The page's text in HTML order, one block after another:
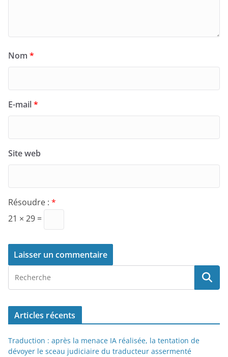
Nom *
E-mail*
Site web
Résoudre : *
21 × 29 =
Articles récents
Traduction : après la menace IA réalisée, la tentation de
dévoyer le sceau judiciaire du traducteur assermenté